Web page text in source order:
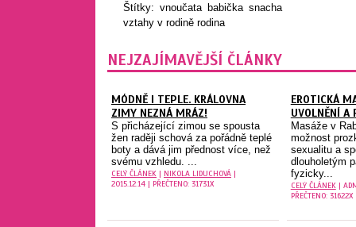
Štítky: vnoučata babička snacha
vztahy v rodině rodina
NEJZAJÍMAVĚJŠÍ ČLÁNKY
MÓDNĚ I TEPLE. KRÁLOVNA
ZIMY NEZNÁ MRÁZ!
S přicházející zimou se spousta
žen raději schová za pořádně teplé
boty a dává jim přednost více, než
svému vzhledu. ...
CELÝ ČLÁNEK | NIKOLA LIDUCHOVÁ |
2015.12.14 | PŘEČTENO: 31731X
EROTICKÁ
UVOLNĚNÍ A
Masáže v
možnost
sexualitu a
dlouholetým
fyzicky...
CELÝ ČLÁNEK|
PŘEČTENO: 31622X